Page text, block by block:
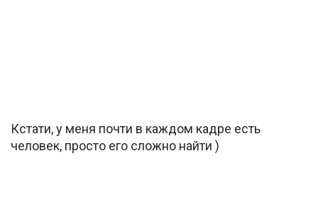
Кстати, у меня почти в каждом кадре есть
человек, просто его сложно найти )